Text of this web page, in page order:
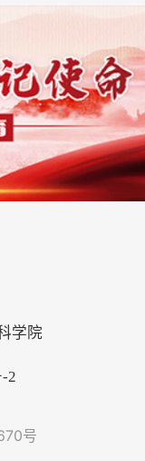
学院
2
号